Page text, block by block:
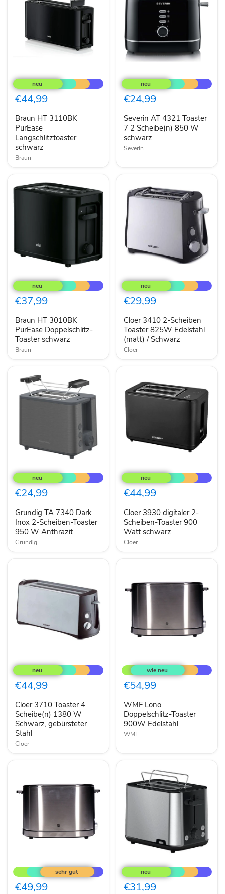
HT
3110BK
PurEase
Langschlitztoaster
€44,99
Braun HT 3110BK
PurEase
Langschlitztoaster
schwarz
Braun
AT
4321
Toaster
7
Scheibe(n)
850
W
schwarz
€24,99
Severin AT 4321 Toaster
7 2 Scheibe(n) 850 W
schwarz
Severin
HT
3010BK
PurEase
Doppelschlitz-
schwarz
€37,99
Braun HT 3010BK
PurEase Doppelschlitz-
Toaster schwarz
Braun
3410
2-
Scheiben
Toaster
Edelstahl
(matt)
Schwarz
€29,99
Cloer 3410 2-Scheiben
Toaster 825W Edelstahl
(matt) / Schwarz
Cloer
TA
7340
Dark
Inox
Scheiben-
Toaster
950
W
Anthrazit
€24,99
Grundig TA 7340 Dark
Inox 2-Scheiben-Toaster
950 W Anthrazit
Grundig
3930
digitaler
2-
Scheiben-
900
Watt
schwarz
€44,99
Cloer 3930 digitaler 2-
Scheiben-Toaster 900
Watt schwarz
Cloer
3710
Toaster
4
Scheibe(n)
W
Schwarz,
gebürsteter
Stahl
€44,99
Cloer 3710 Toaster 4
Scheibe(n) 1380 W
Schwarz, gebürsteter
Stahl
Cloer
Lono
Doppelschlitz-
Toaster
900W
€54,99
WMF Lono
Doppelschlitz-Toaster
900W Edelstahl
WMF
Lono
Doppelschlitz-
Toaster
900W
€49,99
PurShone
HT
1510
2-
€31,99